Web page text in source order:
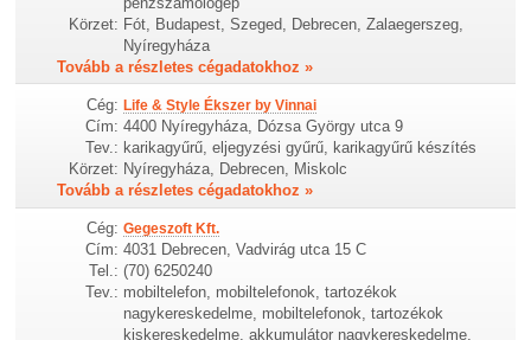
Körzet: Fót, Budapest, Szeged, Debrecen, Zalaegerszeg,
Nyíregyháza
Tovább a részletes cégadatokhoz »
Cég: Life & Style Ékszer by Vinnai
Cím: 4400 Nyíregyháza, Dózsa György utca 9
Tev.: karikagyűrű, eljegyzési gyűrű, karikagyűrű készítés
Körzet: Nyíregyháza, Debrecen, Miskolc
Tovább a részletes cégadatokhoz »
Cég: Gegeszoft Kft.
Cím: 4031 Debrecen, Vadvirág utca 15 C
Tel.: (70) 6250240
Tev.: mobiltelefon, mobiltelefonok, tartozékok
nagykereskedelme, mobiltelefonok, tartozékok
kiskereskedelme, akkumulátor nagykereskedelme,